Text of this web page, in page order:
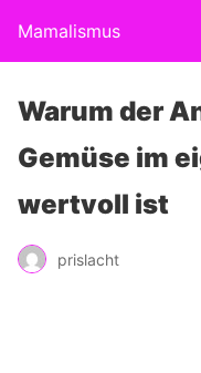
Mamalismus
Warum der
Gemüse im
wertvoll ist
prislacht